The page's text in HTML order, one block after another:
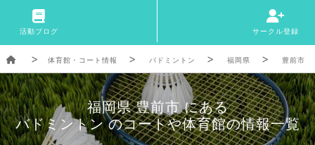
活動ブログ サークル登録
体育館・コート情報 バドミントン 福岡県 豊前市
福岡県 豊前市 にある
バドミントン のコートや体育館の情報一覧